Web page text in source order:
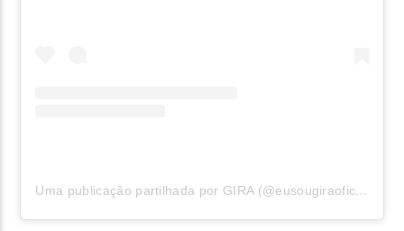
Uma publicação partilhada por GIRA (@eusougiraoficial)